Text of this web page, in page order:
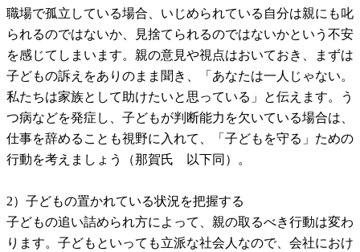
職場で孤立している場合、いじめられている自分は親にも叱
られるのではないか、見捨てられるのではないかという不安
を感じてしまいます。親の意見や視点はおいておき、まずは
子どもの訴えをありのまま聞き、「あなたは一人じゃない。
私たちは家族として助けたいと思っている」と伝えます。う
つ病などを発症し、子どもが判断能力を欠いている場合は、
仕事を辞めることも視野に入れて、「子どもを守る」ための
行動を考えましょう（那賀氏 以下同）。
2）子どもの置かれている状況を把握する
子どもの追い詰められ方によって、親の取るべき行動は変わ
ります。子どもといっても立派な社会人なので、会社におけ